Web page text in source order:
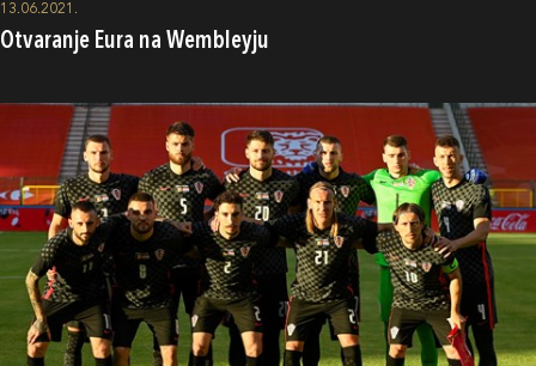
13.06.2021.
Otvaranje Eura na Wembleyju